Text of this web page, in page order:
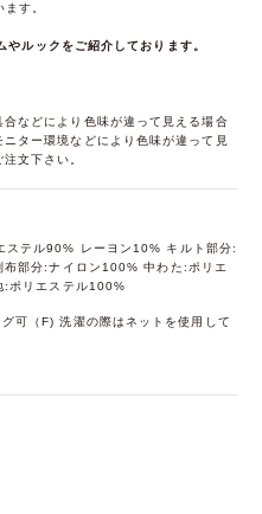
す。
ルックをご紹介しております。
などにより色味が違って見える場合
ター環境などにより色味が違って見
文下さい。
テル90% レーヨン10% キルト部分:
部分:ナイロン100% 中わた:ポリエ
:ポリエステル100%
グ可（F) 洗濯の際はネットを使用して